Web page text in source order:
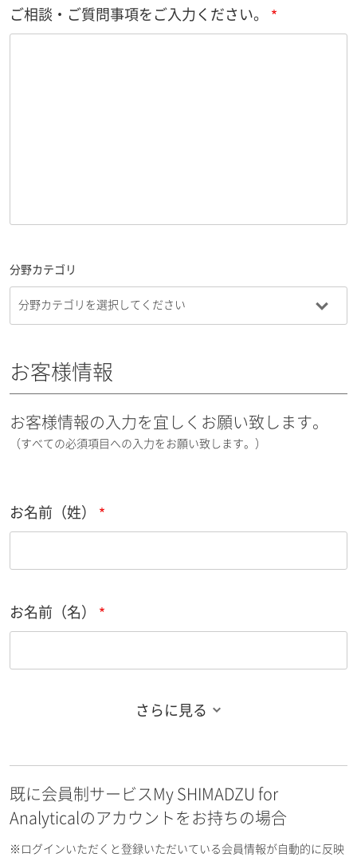
ご相談・ご質問事項をご入力ください。
分野カテゴリ
お客様情報
お客様情報の入力を宜しくお願い致します。
（すべての必須項目への入力をお願い致します。）
お名前（姓）
お名前（名）
お名前フリガナ（名）
さらに見る
既に会員制サービスMy SHIMADZU for
Analyticalのアカウントをお持ちの場合
※ログインいただくと登録いただいている会員情報が自動的に反映